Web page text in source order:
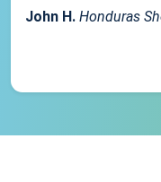
John H. Honduras